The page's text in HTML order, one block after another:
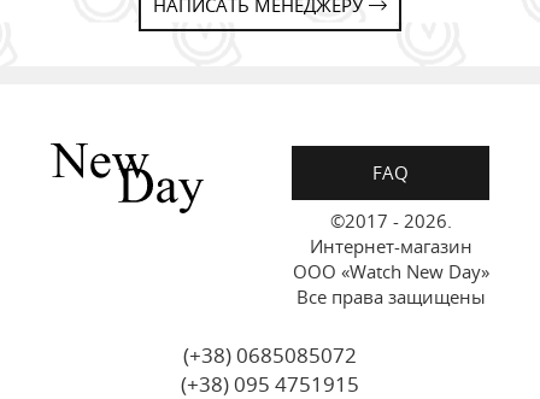
НАПИСАТЬ МЕНЕДЖЕРУ
FAQ
©2017 - 2026.
Интернет-магазин
ООО «Watch New Day»
Все права защищены
(+38) 0685085072
(+38) 095 4751915